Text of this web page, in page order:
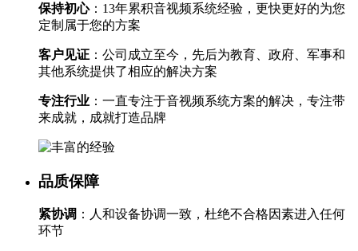
保持初心：13年累积音视频系统经验，更快更好的为您
定制属于您的方案
客户见证 ：公司成立至今，先后为教育、政府、军事和
其他系统提供了相应的解决方案
专注行业 ：一直专注于音视频系统方案的解决，专注带
来成就，成就打造品牌
品质保障
紧协调 ：人和设备协调一致，杜绝不合格因素进入任何
环节